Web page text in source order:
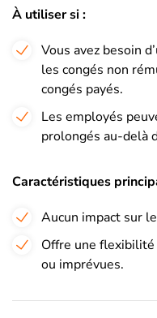
À utiliser si :
Vous avez besoin
les congés non
congés payés.
Les employés
prolongés au-delà
Caractéristiques
Aucun impact sur
Offre une
ou imprévues.